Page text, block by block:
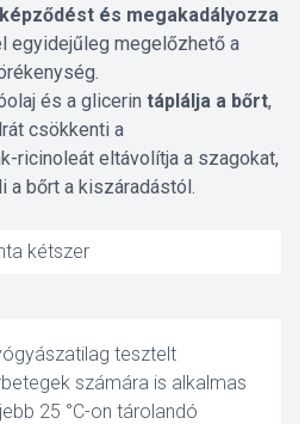
és megakadályozza
egyidejűleg megelőzhető a
és a glicerin táplálja a bőrt,
csökkenti a
ricinoleát eltávolítja a szagokat,
a bőrt a kiszáradástól.
kétszer
tesztelt
számára is alkalmas
25 °C-on tárolandó